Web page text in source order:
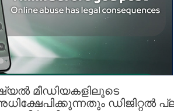
മീഡിയകളിലൂടെ
ഡിജിറ്റൽ